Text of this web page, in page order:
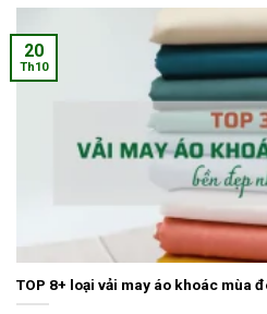
TOP 8+ loại vải may áo khoác mùa
20
Th10